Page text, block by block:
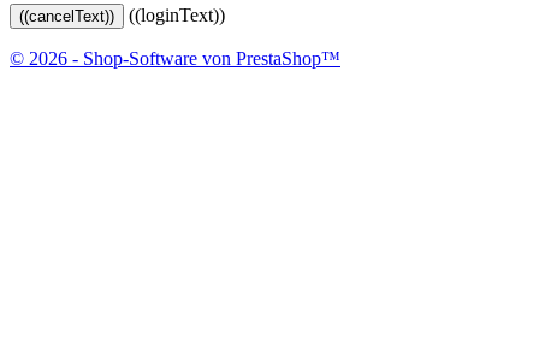
((cancelText)) ((loginText))
© 2026 - Shop-Software von PrestaShop™